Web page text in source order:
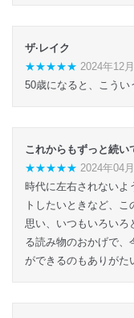
ザ·レイク
★★★★★ 2024年12
50歳になると、こうい
これからもずっと続い
★★★★★ 2024年04
時代に左右されないよ
トしたいときなど、
思い、いつもいろいろ
る読み物のおかげで、
ができるのもありがた